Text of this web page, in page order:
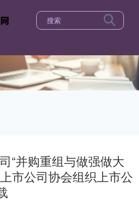
“并购重组与做强做大
市公司协会组织上市公